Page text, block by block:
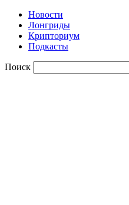
Новости
Лонгриды
Крипториум
Подкасты
Поиск